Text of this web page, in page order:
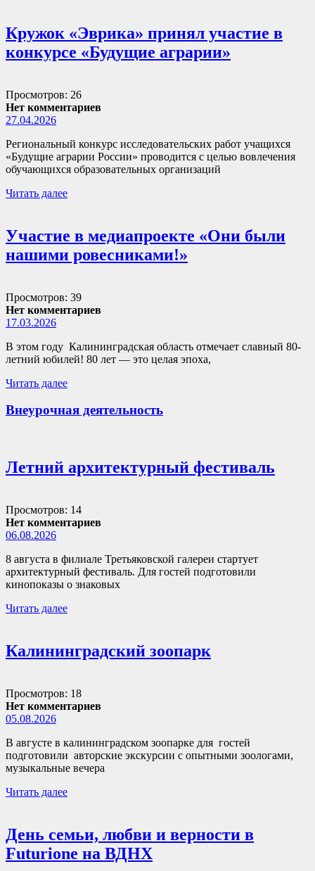
Кружок «Эврика» принял участие в
конкурсе «Будущие аграрии»
Просмотров: 26
Нет комментариев
27.04.2026
Региональный конкурс исследовательских работ учащихся
«Будущие аграрии России» проводится с целью вовлечения
обучающихся образовательных организаций
Читать далее
Участие в медиапроекте «Они были
нашими ровесниками!»
Просмотров: 39
Нет комментариев
17.03.2026
В этом году Калининградская область отмечает славный 80-
летний юбилей! 80 лет — это целая эпоха,
Читать далее
Внеурочная деятельность
Летний архитектурный фестиваль
Просмотров: 14
Нет комментариев
06.08.2026
8 августа в филиале Третьяковской галереи стартует
архитектурный фестиваль. Для гостей подготовили
кинопоказы о знаковых
Читать далее
Калининградский зоопарк
Просмотров: 18
Нет комментариев
05.08.2026
В августе в калининградском зоопарке для гостей
подготовили авторские экскурсии с опытными зоологами,
музыкальные вечера
Читать далее
День семьи, любви и верности в
Futurione на ВДНХ